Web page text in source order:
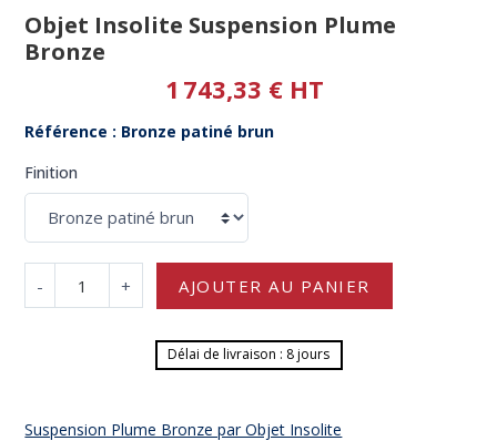
Objet Insolite Suspension Plume
Bronze
1 743,33 € HT
Référence : Bronze patiné brun
Finition
- + AJOUTER AU PANIER
Délai de livraison : 8 jours
Suspension Plume Bronze par Objet Insolite